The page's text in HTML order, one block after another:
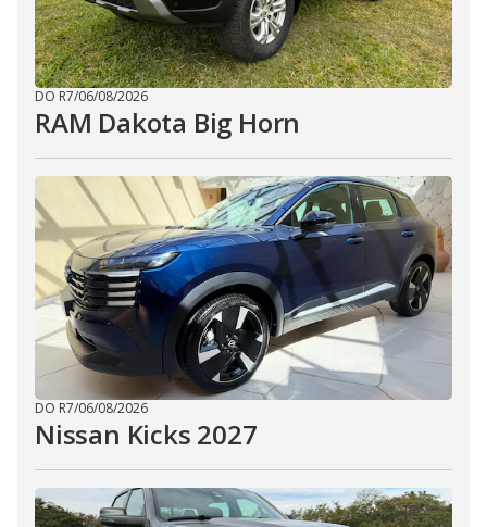
DO R7/06/08/2026
RAM Dakota Big Horn
DO R7/06/08/2026
Nissan Kicks 2027